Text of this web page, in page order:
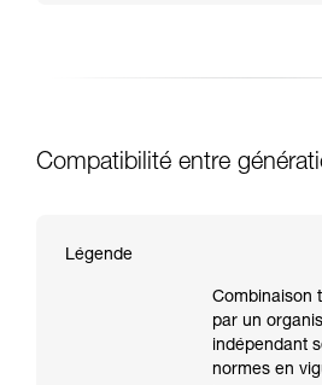
Compatibilité entre
Légende
Combinaison
par un
indépendant
normes en